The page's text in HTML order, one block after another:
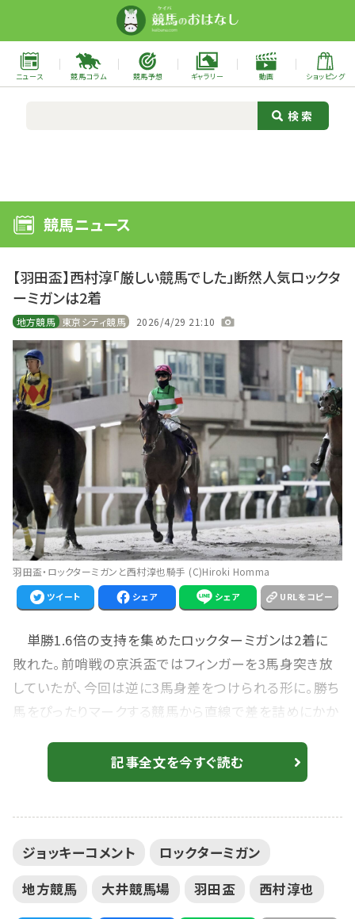
ニュース 競馬コラム 競馬予想 ギャラリー 動画 ショッピング
競馬ニュース
【羽田盃】西村淳「厳しい競馬でした」断然人気ロックタ
ーミガンは2着
地方競馬 東京シティ競馬 2026/4/29 21:10
羽田盃・ロックターミガンと西村淳也騎手 (C)Hiroki Homma
ツイート シェア シェア URLをコピー
単勝1.6倍の支持を集めたロックターミガンは2着に
敗れた。前哨戦の京浜盃ではフィンガーを3馬身突き放
していたが、今回は逆に3馬身差をつけられる形に。勝ち
馬をぴったりマークする競馬から直線で差を詰めにかか
騎手は「厳しい競馬でした」と振り絞るように言葉を残し
た。 2着 ロックターミガン 西村淳也騎手 「ちょっと厳し
歳・ダ1800m）は、戸崎圭太騎乗...
記事全文を今すぐ読む
ジョッキーコメント
ロックターミガン
地方競馬
大井競馬場 羽田盃 西村淳也